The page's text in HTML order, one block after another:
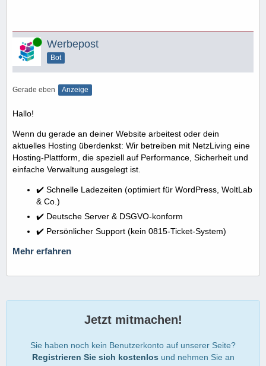
Online Werbepost
Bot
Gerade eben Anzeige
Hallo!
Wenn du gerade an deiner Website arbeitest oder dein
aktuelles Hosting überdenkst: Wir betreiben mit NetzLiving eine
Hosting-Plattform, die speziell auf Performance, Sicherheit und
einfache Verwaltung ausgelegt ist.
✔️ Schnelle Ladezeiten (optimiert für WordPress, WoltLab
& Co.)
✔️ Deutsche Server & DSGVO-konform
✔️ Persönlicher Support (kein 0815-Ticket-System)
Mehr erfahren
Jetzt mitmachen!
Sie haben noch kein Benutzerkonto auf unserer Seite?
Registrieren Sie sich kostenlos und nehmen Sie an